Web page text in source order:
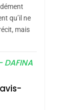
Miel
–
qu’il ne
mais